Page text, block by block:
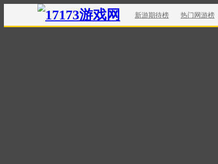
新游期待榜 热门网游榜